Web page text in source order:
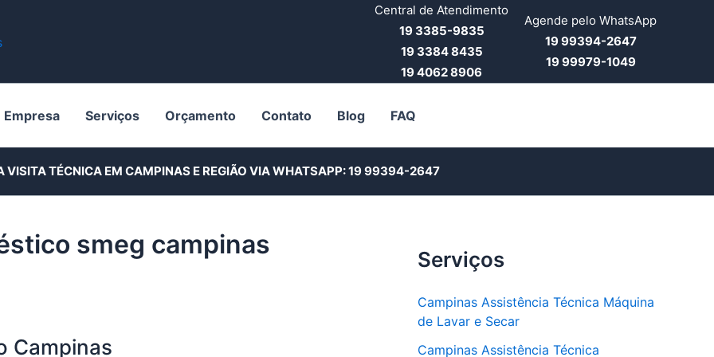
Central de Atendimento
19 3385-9835
19 3384 8435
19 4062 8906
Agende pelo WhatsApp
19 99394-2647
19 99979-1049
Empresa Serviços Orçamento Contato Blog FAQ
VISITA TÉCNICA EM CAMPINAS E REGIÃO VIA WHATSAPP:19 99394-2647
smeg campinas
Campinas
Serviços
Campinas Assistência Técnica Máquina
de Lavar e Secar
Campinas Assistência Técnica